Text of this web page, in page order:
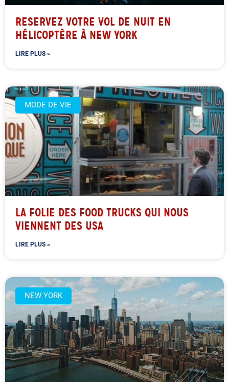
RESERVEZ VOTRE VOL DE NUIT EN
HÉLICOPTÈRE À NEW YORK
LIRE PLUS »
MODE DE VIE
LA FOLIE DES FOOD TRUCKS QUI NOUS
VIENNENT DES USA
LIRE PLUS »
NEW YORK